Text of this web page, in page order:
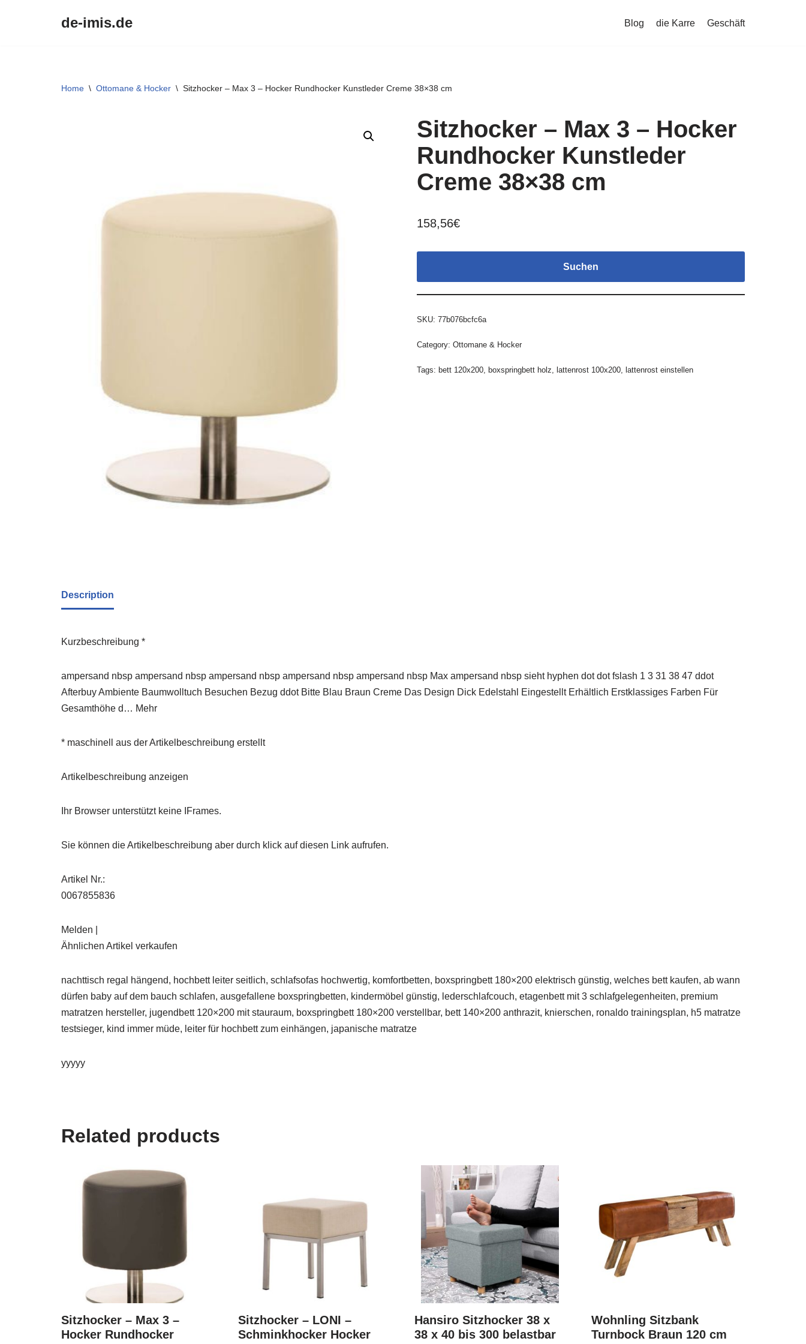
de-imis.de Blog die Karre Geschäft
Home \ Ottomane & Hocker \ Sitzhocker – Max 3 – Hocker Rundhocker Kunstleder Creme 38×38 cm
Sitzhocker – Max 3 – Hocker
Rundhocker Kunstleder
Creme 38×38 cm
158,56€
Suchen
SKU: 77b076bcfc6a
Category: Ottomane & Hocker
Tags: bett 120x200, boxspringbett holz, lattenrost 100x200, lattenrost einstellen
Description
Kurzbeschreibung *
ampersand nbsp ampersand nbsp ampersand nbsp ampersand nbsp ampersand nbsp Max ampersand nbsp sieht hyphen dot dot fslash 1 3 31 38 47 ddot
Afterbuy Ambiente Baumwolltuch Besuchen Bezug ddot Bitte Blau Braun Creme Das Design Dick Edelstahl Eingestellt Erhältlich Erstklassiges Farben Für
Gesamthöhe d… Mehr
* maschinell aus der Artikelbeschreibung erstellt
Artikelbeschreibung anzeigen
Ihr Browser unterstützt keine IFrames.
Sie können die Artikelbeschreibung aber durch klick auf diesen Link aufrufen.
Artikel Nr.:
0067855836
Melden |
Ähnlichen Artikel verkaufen
nachttisch regal hängend, hochbett leiter seitlich, schlafsofas hochwertig, komfortbetten, boxspringbett 180×200 elektrisch günstig, welches bett kaufen, ab wann
dürfen baby auf dem bauch schlafen, ausgefallene boxspringbetten, kindermöbel günstig, lederschlafcouch, etagenbett mit 3 schlafgelegenheiten, premium
matratzen hersteller, jugendbett 120×200 mit stauraum, boxspringbett 180×200 verstellbar, bett 140×200 anthrazit, knierschen, ronaldo trainingsplan, h5 matratze
testsieger, kind immer müde, leiter für hochbett zum einhängen, japanische matratze
yyyyy
Related products
Sitzhocker – Max 3 –
Hocker Rundhocker
Sitzhocker – LONI –
Schminkhocker Hocker
Hansiro Sitzhocker 38 x
38 x 40 bis 300 belastbar
Wohnling Sitzbank
Turnbock Braun 120 cm